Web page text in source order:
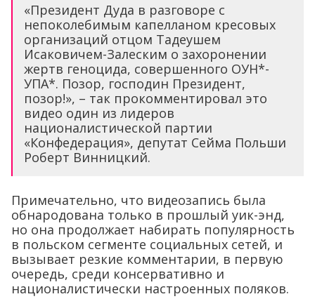
«Президент Дуда в разговоре с
непоколебимым капелланом кресовых
организаций отцом Тадеушем
Исаковичем-Залеским о захоронении
жертв геноцида, совершенного ОУН*-
УПА*. Позор, господин Президент,
позор!», – так прокомментировал это
видео один из лидеров
националистической партии
«Конфедерация», депутат Сейма Польши
Роберт Винницкий.
Примечательно, что видеозапись была
обнародована только в прошлый уик-энд,
но она продолжает набирать популярность
в польском сегменте социальных сетей, и
вызывает резкие комментарии, в первую
очередь, среди консервативно и
националистически настроенных поляков.